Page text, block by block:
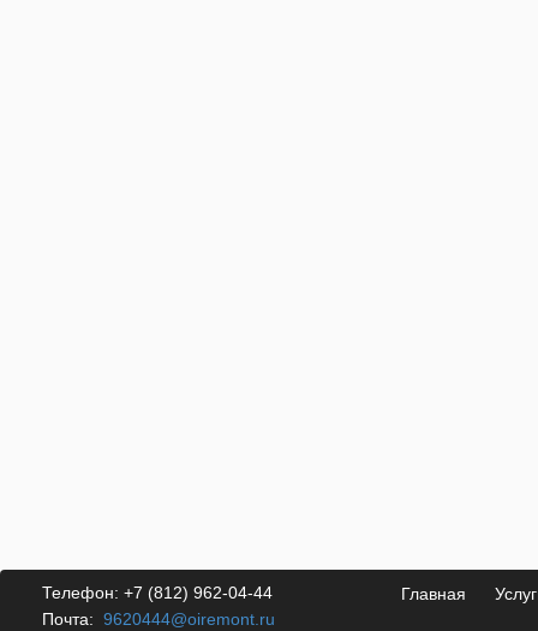
Телефон: +7 (812) 962-04-44
Почта: 9620444@oiremont.ru
Главная